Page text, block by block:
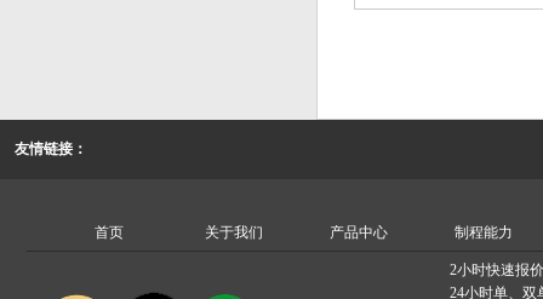
友情链接：
首页 关于我们 产品中心 制程能力
2小时快速报价
24小时单、双